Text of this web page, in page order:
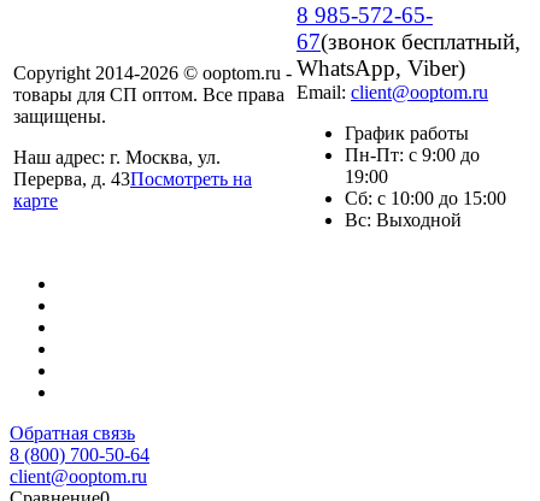
Copyright 2014-2026 © ooptom.ru -
товары для СП оптом. Все права
защищены.
Наш адрес: г. Москва, ул.
Перерва, д. 43Посмотреть на
карте
8 985-572-65-
67(звонок бесплатный,
WhatsApp, Viber)
Email: client@ooptom.ru
График работы
Пн-Пт: с 9:00 до
19:00
Сб: с 10:00 до 15:00
Вс: Выходной
Обратная связь
8 (800) 700-50-64
client@ooptom.ru